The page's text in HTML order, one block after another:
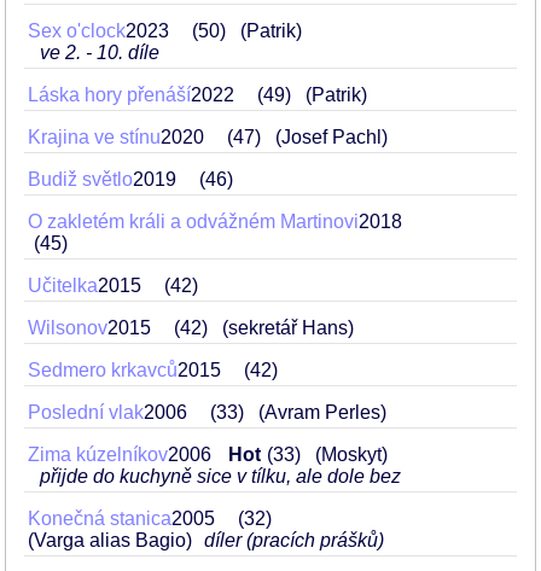
Sex o'clock2023 50
(Patrik)
ve 2. - 10. díle
Láska hory přenáší2022 49 (Patrik)
Krajina ve stínu2020 47 (Josef Pachl)
Budiž světlo2019 46
O zakletém králi a odvážném Martinovi2018
45
Učitelka2015 42
Wilsonov2015 42 (sekretář Hans)
Sedmero krkavců2015 42
Poslední vlak2006 33 (Avram Perles)
Zima kúzelníkov2006 Hot 33
(Moskyt)
přijde do kuchyně sice v tílku, ale dole bez
Konečná stanica2005
32
(Varga alias Bagio) díler (pracích prášků)